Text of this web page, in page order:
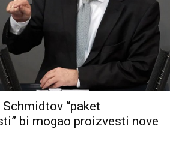
“paket
bi mogao proizvesti nove